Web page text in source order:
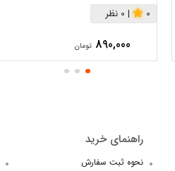
0
| 0 نظر
890,000 تومان
راهنمای خرید
نحوه ثبت سفارش